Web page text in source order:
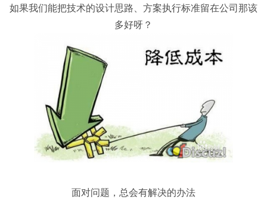
如果我们能把技术的设计思路、方案执行标准留在公司那该
多好呀？
面对问题，总会有解决的办法